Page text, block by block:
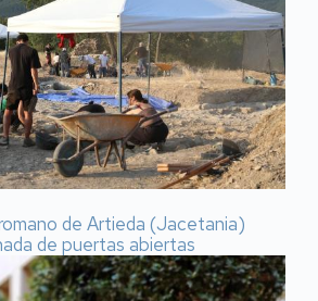
de Artieda (Jacetania)
de puertas abiertas